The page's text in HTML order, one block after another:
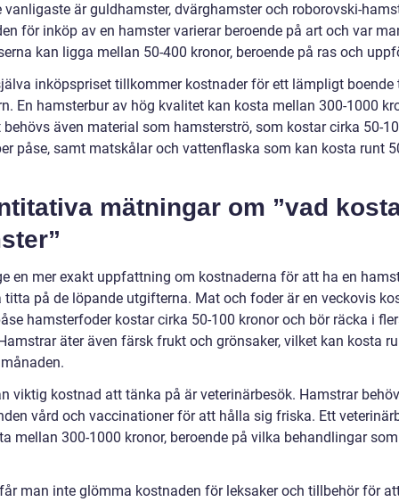
vanligaste är guldhamster, dvärghamster och roborovski-
för inköp av en hamster varierar beroende på art och var
kan ligga mellan 50-400 kronor, beroende på ras och
inköpspriset tillkommer kostnader för ett lämpligt boende
En hamsterbur av hög kvalitet kan kosta mellan 300-1000
behövs även material som hamsterströ, som kostar cirka 50-
påse, samt matskålar och vattenflaska som kan kosta runt
mätningar om ”vad
en mer exakt uppfattning om kostnaderna för att ha en
titta på de löpande utgifterna. Mat och foder är en veckovis
hamsterfoder kostar cirka 50-100 kronor och bör räcka i
äter även färsk frukt och grönsaker, vilket kan kosta
viktig kostnad att tänka på är veterinärbesök. Hamstrar
vård och vaccinationer för att hålla sig friska. Ett
mellan 300-1000 kronor, beroende på vilka behandlingar som
man inte glömma kostnaden för leksaker och tillbehör för